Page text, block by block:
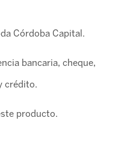
Córdoba Capital.
bancaria, cheque,
crédito.
producto.